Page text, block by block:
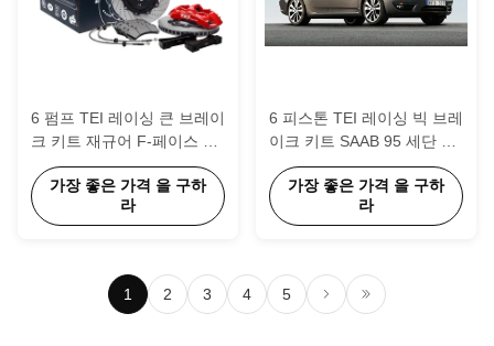
6 펌프 TEI 레이싱 큰 브레이
크 키트 재규어 F-페이스 20
인치 405*34 뚫고 슬로트 로
터
가장 좋은 가격 을 구하
라
6 피스톤 TEI 레이싱 빅 브레
이크 키트 SAAB 95 세단 18
인치 바퀴 355*32mm 로터
가장 좋은 가격 을 구하
라
1 2 3 4 5